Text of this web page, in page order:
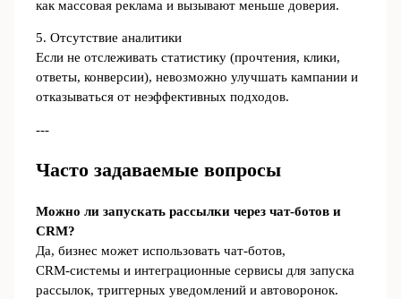
как массовая реклама и вызывают меньше доверия.
5. Отсутствие аналитики
Если не отслеживать статистику (прочтения, клики,
ответы, конверсии), невозможно улучшать кампании и
отказываться от неэффективных подходов.
---
Часто задаваемые вопросы
Можно ли запускать рассылки через чат‑ботов и
CRM?
Да, бизнес может использовать чат‑ботов,
CRM‑системы и интеграционные сервисы для запуска
рассылок, триггерных уведомлений и автоворонок.